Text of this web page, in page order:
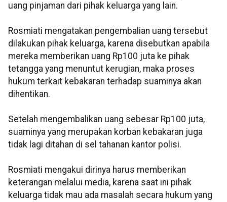
uang pinjaman dari pihak keluarga yang lain.
Rosmiati mengatakan pengembalian uang tersebut
dilakukan pihak keluarga, karena disebutkan apabila
mereka memberikan uang Rp100 juta ke pihak
tetangga yang menuntut kerugian, maka proses
hukum terkait kebakaran terhadap suaminya akan
dihentikan.
Setelah mengembalikan uang sebesar Rp100 juta,
suaminya yang merupakan korban kebakaran juga
tidak lagi ditahan di sel tahanan kantor polisi.
Rosmiati mengakui dirinya harus memberikan
keterangan melalui media, karena saat ini pihak
keluarga tidak mau ada masalah secara hukum yang